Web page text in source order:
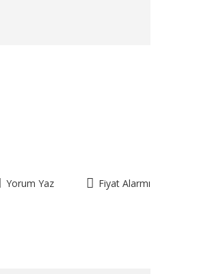
Yorum Yaz Fiyat Alarmı